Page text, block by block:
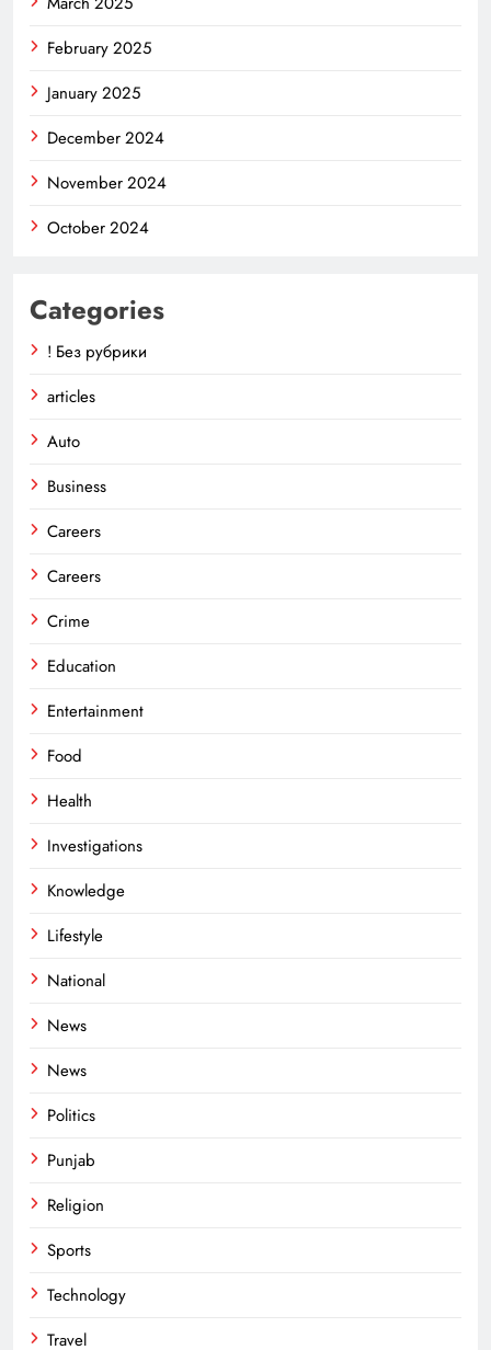
February 2025
January 2025
December 2024
November 2024
October 2024
Categories
! Без рубрики
articles
Auto
Business
Careers
Careers
Crime
Education
Entertainment
Food
Health
Investigations
Knowledge
Lifestyle
National
News
News
Politics
Punjab
Religion
Sports
Technology
Travel